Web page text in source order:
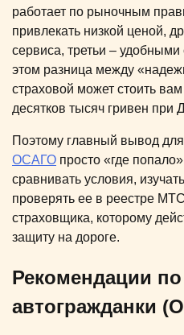
работает по рыночным
привлекать низкой ценой,
сервиса, третьи –
этом разница между
страховой может стоить
десятков тысяч гривен при
Поэтому главный вывод
ОСАГО просто «где
сравнивать условия,
проверять ее в реестре
страховщика, которому
защиту на дороге.
Рекомендации
автогражданки